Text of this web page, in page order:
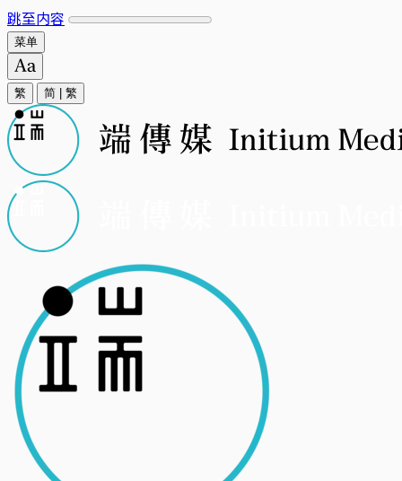
跳至内容
菜单
繁 简 繁